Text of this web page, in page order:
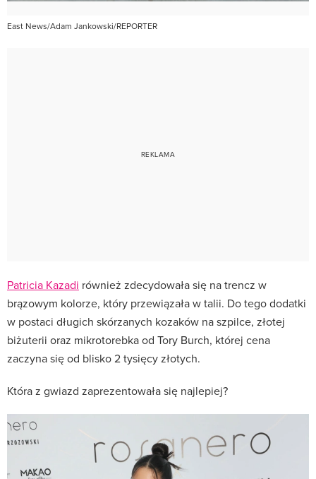
East News/Adam Jankowski/REPORTER
Patricia Kazadi również zdecydowała się na trencz w
brązowym kolorze, który przewiązała w talii. Do tego dodatki
w postaci długich skórzanych kozaków na szpilce, złotej
biżuterii oraz mikrotorebka od Tory Burch, której cena
zaczyna się od blisko 2 tysięcy złotych.
Która z gwiazd zaprezentowała się najlepiej?